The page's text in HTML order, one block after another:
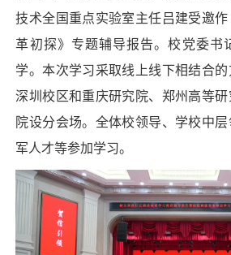
技术全国重点实验室主任吕建受邀
革初探》专题辅导报告。校党委书
学。本次学习采取线上线下相结合的
深圳校区和重庆研究院、郑州高等
院设分会场。全体校领导、学校中
军人才等参加学习。